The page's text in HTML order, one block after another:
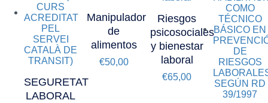
SEGURETAT
LABORAL
Manipulador
de
alimentos
€50,00
Riesgos
psicosociales
y bienestar
laboral
€65,00